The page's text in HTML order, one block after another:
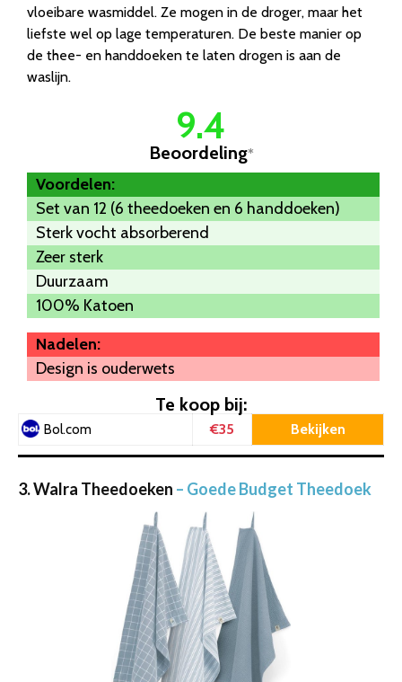
vloeibare wasmiddel. Ze mogen in de droger, maar het
liefste wel op lage temperaturen. De beste manier op
de thee- en handdoeken te laten drogen is aan de
waslijn.
9.4
Beoordeling*
Voordelen:
Set van 12 (6 theedoeken en 6 handdoeken)
Sterk vocht absorberend
Zeer sterk
Duurzaam
100% Katoen
Nadelen:
Design is ouderwets
Te koop bij:
Bol.com €35 Bekijken
3. Walra Theedoeken – Goede Budget Theedoek